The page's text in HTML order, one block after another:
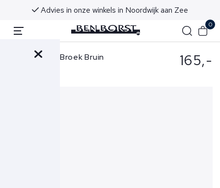
Advies in onze winkels in Noordwijk aan Zee
0
Ralph Lauren Broek Bruin 165,-